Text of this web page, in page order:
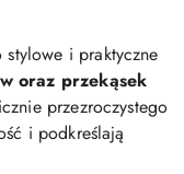
i praktyczne
oraz przekąsek
przezroczystego
i podkreślają